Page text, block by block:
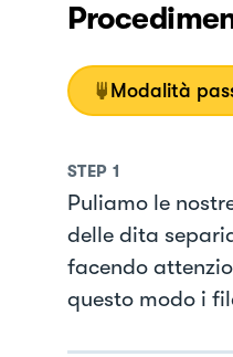
Modalità
STEP 1
Puliamo le
delle dita
facendo
questo modo i